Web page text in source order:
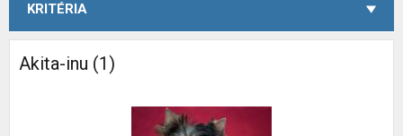
KRITÉRIA
Akita-inu (1)